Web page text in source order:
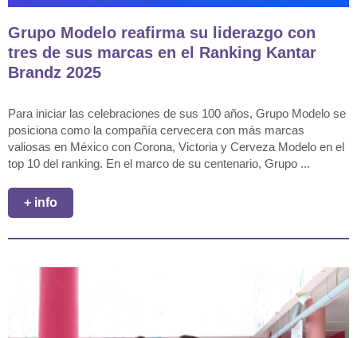
Grupo Modelo reafirma su liderazgo con
tres de sus marcas en el Ranking Kantar
Brandz 2025
Para iniciar las celebraciones de sus 100 años, Grupo Modelo se
posiciona como la compañía cervecera con más marcas
valiosas en México con Corona, Victoria y Cerveza Modelo en el
top 10 del ranking. En el marco de su centenario, Grupo ...
+ info